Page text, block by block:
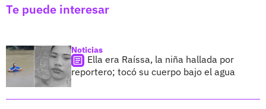
Te puede interesar
Noticias
Ella era Raíssa, la niña hallada por
reportero; tocó su cuerpo bajo el agua